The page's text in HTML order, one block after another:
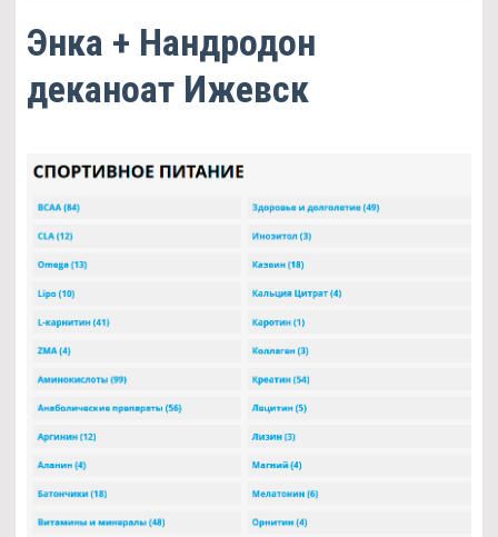
Энка + Нандродон
деканоат Ижевск